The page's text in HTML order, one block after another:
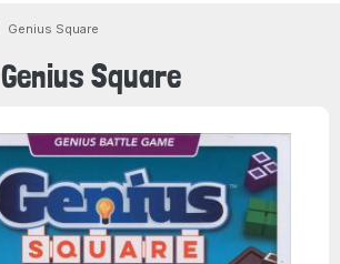
Genius Square
Genius Square